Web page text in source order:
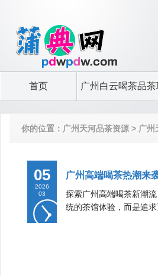
首页 广州白云喝茶品
你的位置： 广州天河品茶资源 > 广州
05
2026
03
广州高端喝茶热潮来
探索广州高端喝茶新潮
统的茶馆体验，而是追